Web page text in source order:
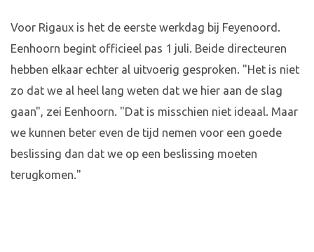
Voor Rigaux is het de eerste werkdag bij Feyenoord.
Eenhoorn begint officieel pas 1 juli. Beide directeuren
hebben elkaar echter al uitvoerig gesproken. "Het is niet
zo dat we al heel lang weten dat we hier aan de slag
gaan", zei Eenhoorn. "Dat is misschien niet ideaal. Maar
we kunnen beter even de tijd nemen voor een goede
beslissing dan dat we op een beslissing moeten
terugkomen."